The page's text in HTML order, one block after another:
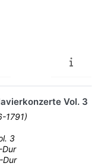
Vol. 3
1791)
3
Dur
Dur